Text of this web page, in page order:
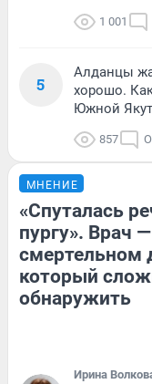
1 001
5
Алданцы
хорошо.
Южной
857
МНЕНИЕ
«Спуталась
пургу». Врач
смертельном
который
обнаружить
Ирина